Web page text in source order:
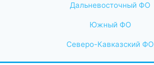
Дальневосточный ФО
Южный ФО
Северо-Кавказский ФО